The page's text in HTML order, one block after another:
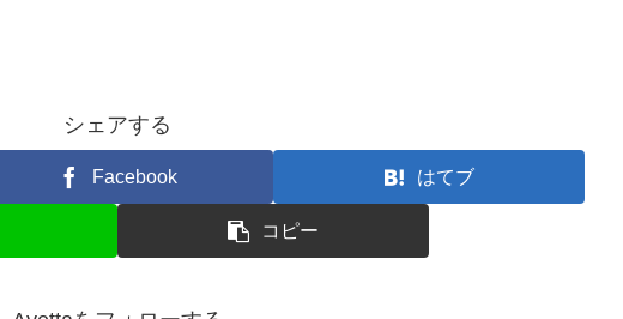
シェアする
Facebook はてブ
コピー